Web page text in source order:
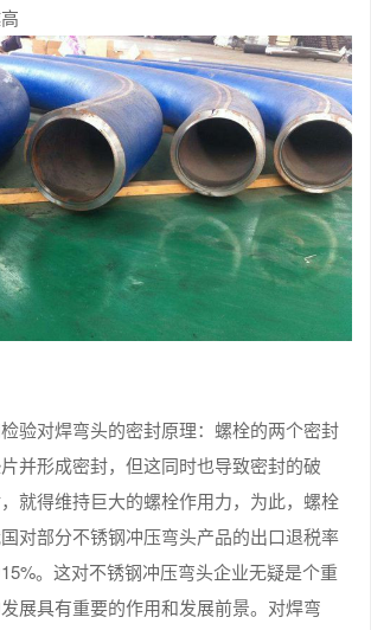
验对焊弯头的密封原理：螺栓的两个密封
并形成密封，但这同时也导致密封的破
就得维持巨大的螺栓作用力，为此，螺栓
对部分不锈钢冲压弯头产品的出口退税率
。这对不锈钢冲压弯头企业无疑是个重
展具有重要的作用和发展前景。对焊弯